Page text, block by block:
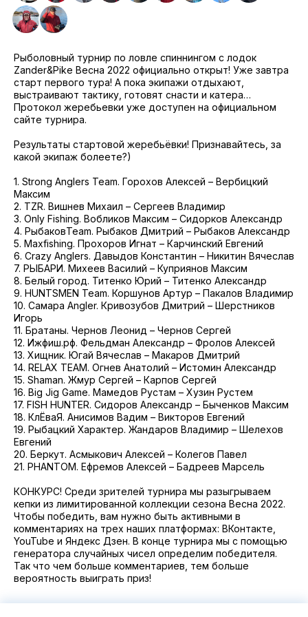
Фото и видео
iOS приложение
Логотипы турнира
Контакты
Турнир White Predator
Рыболовный турнир по ловле спиннингом с лодок
Zander&Pike Весна 2022 официально открыт! Уже завтра
старт первого тура! А пока экипажи отдыхают,
выстраивают тактику, готовят снасти и катера…
Протокол жеребьевки уже доступен на официальном
сайте турнира.
Результаты стартовой жеребьёвки! Признавайтесь, за
какой экипаж болеете?)
1. Strong Anglers Team. Горохов Алексей – Вербицкий
Максим
2. TZR. Вишнев Михаил – Сергеев Владимир
3. Only Fishing. Вобликов Максим – Сидорков Александр
4. РыбаковTeam. Рыбаков Дмитрий – Рыбаков Александр
5. Maxfishing. Прохоров Игнат – Карчинский Евгений
6. Crazy Anglers. Давыдов Константин – Никитин Вячеслав
7. РЫБАРИ. Михеев Василий – Куприянов Максим
8. Белый город. Титенко Юрий – Титенко Александр
9. HUNTSMEN Team. Коршунов Артур – Пакалов Владимир
10. Самара Angler. Кривозубов Дмитрий – Шерстников
Игорь
11. Братаны. Чернов Леонид – Чернов Сергей
12. Ижфиш.рф. Фельдман Александр – Фролов Алексей
13. Хищник. Югай Вячеслав – Макаров Дмитрий
14. RELAX TEAM. Огнев Анатолий – Истомин Александр
15. Shaman. Жмур Сергей – Карпов Сергей
16. Big Jig Game. Мамедов Рустам – Хузин Рустем
17. FISH HUNTER. Сидоров Александр – Быченков Максим
18. КлЁваЯ. Анисимов Вадим – Викторов Евгений
19. Рыбацкий Характер. Жандаров Владимир – Шелехов
Евгений
20. Беркут. Асмыкович Алексей – Колегов Павел
21. PHANTOM. Ефремов Алексей – Бадреев Марсель
КОНКУРС! Среди зрителей турнира мы разыгрываем
кепки из лимитированной коллекции сезона Весна 2022.
Чтобы победить, вам нужно быть активными в
комментариях на трех наших платформах: ВКонтакте,
YouTube и Яндекс Дзен. В конце турнира мы с помощью
генератора случайных чисел определим победителя.
Так что чем больше комментариев, тем больше
вероятность выиграть приз!